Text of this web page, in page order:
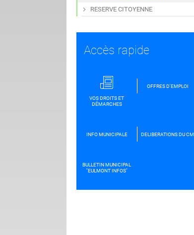
RESERVE CITOYENNE
Accès rapide
VOS DROITS ET
DÉMARCHES
OFFRES D'EMPLOI
INFO MUNICIPALE DELIBERATIONS DU CM
BULLETIN MUNICIPAL
''EULMONT INFOS''